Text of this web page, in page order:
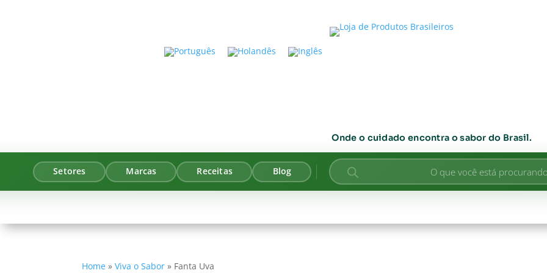
Onde o cuidado encontra o sabor do Brasil.
Setores Marcas Receitas Blog Pesquisar
produtos
Home »Viva o Sabor » Fanta Uva